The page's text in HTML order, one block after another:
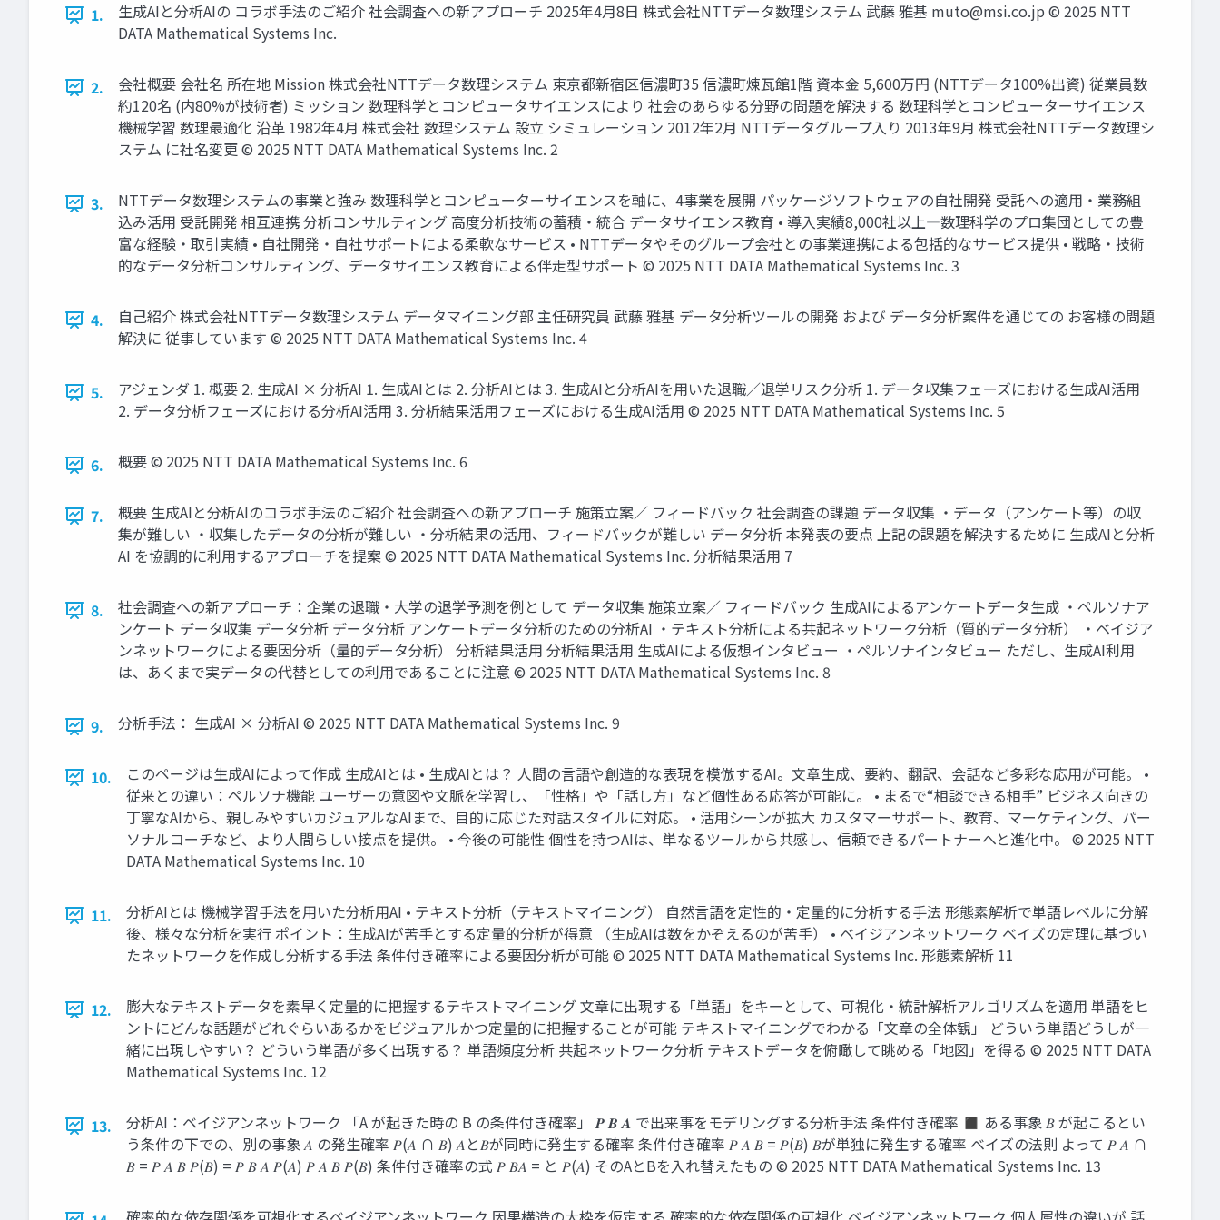
1.
生成AIと分析AIの コラボ手法のご紹介 社会調査への新アプローチ 2025年4月8日 株式会社NTTデータ数理システム 武藤 雅基 muto@msi.co.jp © 2025 NTT
DATA Mathematical Systems Inc.
2.
会社概要 会社名 所在地 Mission 株式会社NTTデータ数理システム 東京都新宿区信濃町35 信濃町煉瓦館1階 資本金 5,600万円 (NTTデータ100%出資) 従業員数
約120名 (内80%が技術者) ミッション 数理科学とコンピュータサイエンスにより 社会のあらゆる分野の問題を解決する 数理科学とコンピューターサイエンス
機械学習 数理最適化 沿革 1982年4月 株式会社 数理システム 設立 シミュレーション 2012年2月 NTTデータグループ入り 2013年9月 株式会社NTTデータ数理シ
ステム に社名変更 © 2025 NTT DATA Mathematical Systems Inc. 2
3.
NTTデータ数理システムの事業と強み 数理科学とコンピューターサイエンスを軸に、4事業を展開 パッケージソフトウェアの自社開発 受託への適用・業務組
込み活用 受託開発 相互連携 分析コンサルティング 高度分析技術の蓄積・統合 データサイエンス教育 • 導入実績8,000社以上―数理科学のプロ集団としての豊
富な経験・取引実績 • 自社開発・自社サポートによる柔軟なサービス • NTTデータやそのグループ会社との事業連携による包括的なサービス提供 • 戦略・技術
的なデータ分析コンサルティング、データサイエンス教育による伴走型サポート © 2025 NTT DATA Mathematical Systems Inc. 3
4.
自己紹介 株式会社NTTデータ数理システム データマイニング部 主任研究員 武藤 雅基 データ分析ツールの開発 および データ分析案件を通じての お客様の問題
解決に 従事しています © 2025 NTT DATA Mathematical Systems Inc. 4
5.
アジェンダ 1. 概要 2. 生成AI × 分析AI 1. 生成AIとは 2. 分析AIとは 3. 生成AIと分析AIを用いた退職／退学リスク分析 1. データ収集フェーズにおける生成AI活用
2. データ分析フェーズにおける分析AI活用 3. 分析結果活用フェーズにおける生成AI活用 © 2025 NTT DATA Mathematical Systems Inc. 5
6. 概要 © 2025 NTT DATA Mathematical Systems Inc. 6
7.
概要 生成AIと分析AIのコラボ手法のご紹介 社会調査への新アプローチ 施策立案／ フィードバック 社会調査の課題 データ収集 ・データ（アンケート等）の収
集が難しい ・収集したデータの分析が難しい ・分析結果の活用、フィードバックが難しい データ分析 本発表の要点 上記の課題を解決するために 生成AIと分析
AI を協調的に利用するアプローチを提案 © 2025 NTT DATA Mathematical Systems Inc. 分析結果活用 7
8.
社会調査への新アプローチ：企業の退職・大学の退学予測を例として データ収集 施策立案／ フィードバック 生成AIによるアンケートデータ生成 ・ペルソナア
ンケート データ収集 データ分析 データ分析 アンケートデータ分析のための分析AI ・テキスト分析による共起ネットワーク分析（質的データ分析） ・ベイジア
ンネットワークによる要因分析（量的データ分析） 分析結果活用 分析結果活用 生成AIによる仮想インタビュー ・ペルソナインタビュー ただし、生成AI利用
は、あくまで実データの代替としての利用であることに注意 © 2025 NTT DATA Mathematical Systems Inc. 8
9. 分析手法： 生成AI × 分析AI © 2025 NTT DATA Mathematical Systems Inc. 9
10.
このページは生成AIによって作成 生成AIとは • 生成AIとは？ 人間の言語や創造的な表現を模倣するAI。文章生成、要約、翻訳、会話など多彩な応用が可能。 •
従来との違い：ペルソナ機能 ユーザーの意図や文脈を学習し、「性格」や「話し方」など個性ある応答が可能に。 • まるで“相談できる相手” ビジネス向きの
丁寧なAIから、親しみやすいカジュアルなAIまで、目的に応じた対話スタイルに対応。 • 活用シーンが拡大 カスタマーサポート、教育、マーケティング、パー
ソナルコーチなど、より人間らしい接点を提供。 • 今後の可能性 個性を持つAIは、単なるツールから共感し、信頼できるパートナーへと進化中。 © 2025 NTT
DATA Mathematical Systems Inc. 10
11.
分析AIとは 機械学習手法を用いた分析用AI • テキスト分析（テキストマイニング） 自然言語を定性的・定量的に分析する手法 形態素解析で単語レベルに分解
後、様々な分析を実行 ポイント：生成AIが苦手とする定量的分析が得意 （生成AIは数をかぞえるのが苦手） • ベイジアンネットワーク ベイズの定理に基づい
たネットワークを作成し分析する手法 条件付き確率による要因分析が可能 © 2025 NTT DATA Mathematical Systems Inc. 形態素解析 11
12.
膨大なテキストデータを素早く定量的に把握するテキストマイニング 文章に出現する「単語」をキーとして、可視化・統計解析アルゴリズムを適用 単語をヒ
ントにどんな話題がどれぐらいあるかをビジュアルかつ定量的に把握することが可能 テキストマイニングでわかる「文章の全体観」 どういう単語どうしが一
緒に出現しやすい？ どういう単語が多く出現する？ 単語頻度分析 共起ネットワーク分析 テキストデータを俯瞰して眺める「地図」を得る © 2025 NTT DATA
Mathematical Systems Inc. 12
13.
分析AI：ベイジアンネットワーク 「A が起きた時の B の条件付き確率」 𝑷 𝑩 𝑨 で出来事をモデリングする分析手法 条件付き確率 ◼ ある事象 𝐵 が起こるとい
う条件の下での、別の事象 𝐴 の発生確率 𝑃(𝐴 ∩ 𝐵) 𝐴と𝐵が同時に発生する確率 条件付き確率 𝑃 𝐴 𝐵 = 𝑃(𝐵) 𝐵が単独に発生する確率 ベイズの法則 よって 𝑃 𝐴 ∩
𝐵 = 𝑃 𝐴 𝐵 𝑃(𝐵) = 𝑃 𝐵 𝐴 𝑃(𝐴) 𝑃 𝐴 𝐵 𝑃(𝐵) 条件付き確率の式 𝑃 𝐵𝐴 = と 𝑃(𝐴) そのAとBを入れ替えたもの © 2025 NTT DATA Mathematical Systems Inc. 13